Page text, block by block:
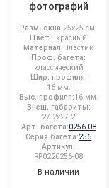
фотографий
Разм. окна:25x25 см.
Цвет..:красный
Материал: Пластик
Проф. багета:
классический
Шир. профиля:
16 мм.
Выс. профиля:16 мм.
Внеш. габариты:
27.2x27.2
Арт. багета:0256-08
Серия багета:256
Артикул:
RP0220256-08
В наличии